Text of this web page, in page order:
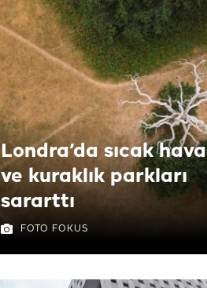
Londra’da sıcak hava
ve kuraklık parkları
sararttı
FOTO FOKUS